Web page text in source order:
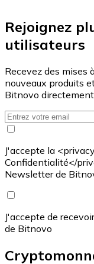
Rejoignez
utilisateurs
Recevez des mises
nouveaux produits
Bitnovo
J'accepte la
Confidentialité</
Newsletter de
J'accepte de
de Bitnovo